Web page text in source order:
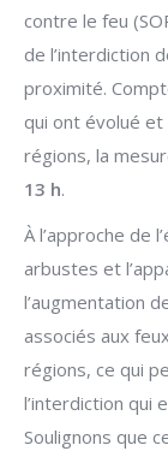
contre le feu
de l’interdiction
proximité.
qui ont évolué et
régions, la
13 h.
À l’approche de
arbustes et
l’augmentation
associés aux
régions, ce qui
l’interdiction qui
Soulignons que